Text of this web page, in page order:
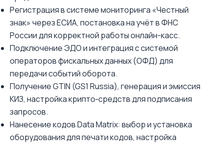
Регистрация в системе мониторинга «Честный
знак» через ЕСИА, постановка на учёт в ФНС
России для корректной работы онлайн-касс.
Подключение ЭДО и интеграция с системой
операторов фискальных данных (ОФД) для
передачи событий оборота.
Получение GTIN (GS1 Russia), генерация и эмиссия
КИЗ, настройка крипто‑средств для подписания
запросов.
Нанесение кодов Data Matrix: выбор и установка
оборудования для печати кодов, настройка